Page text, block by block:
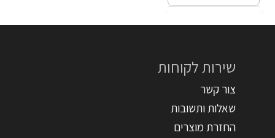
שירות לקוחות
צור קשר
שאלות ותשובות
החזרת מוצרים